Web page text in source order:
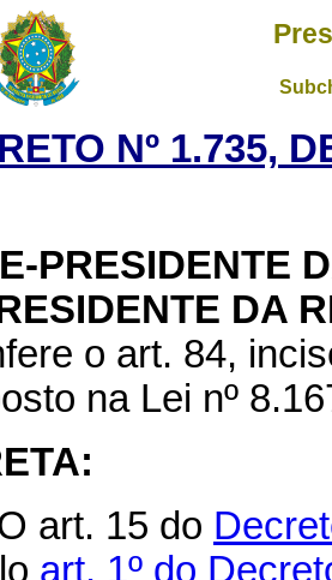
Nº 1.735,
DA
o art. 84,
na Lei nº
art. 15 do
art. 1º do